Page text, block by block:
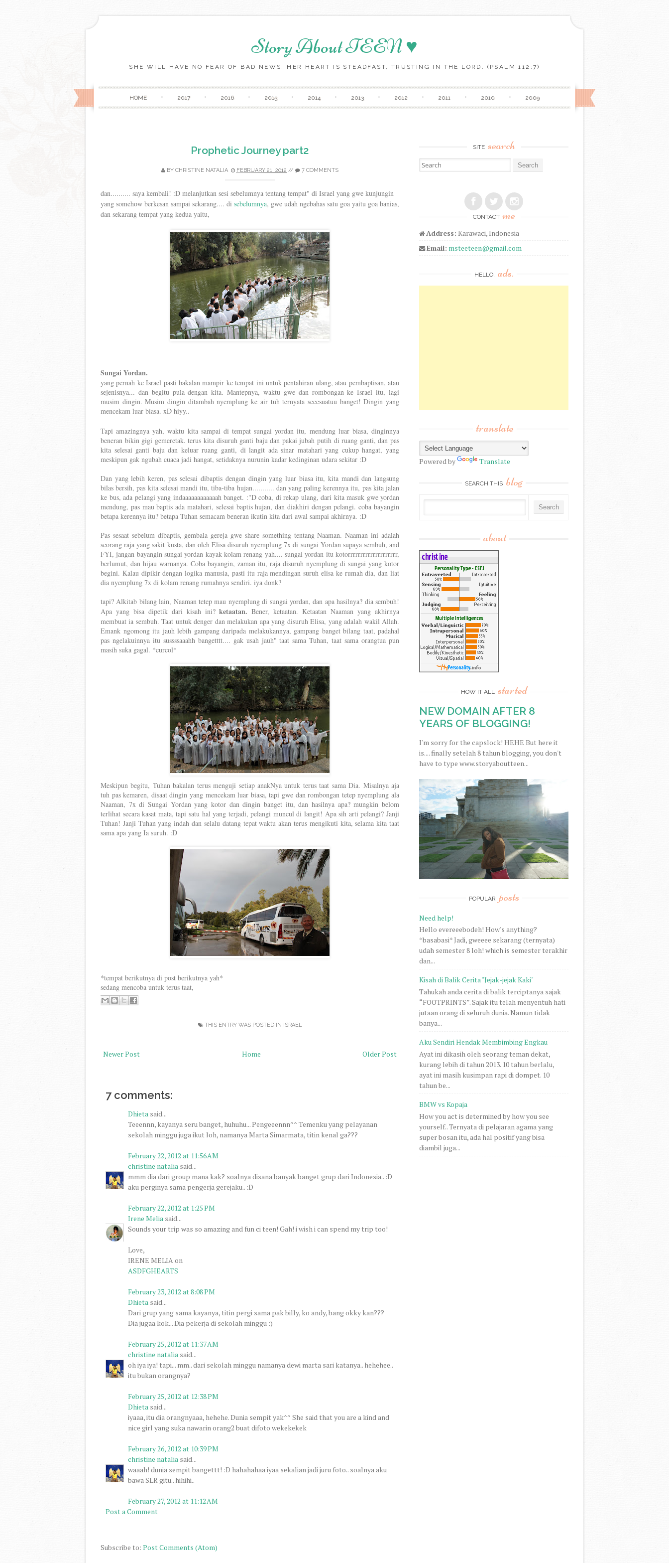
Story About TEEN ♥
SHE WILL HAVE NO FEAR OF BAD NEWS; HER HEART IS STEADFAST, TRUSTING IN THE LORD. (PSALM 112:7)
HOME 2017 2016 2015 2014 2013 2012 2011 2010 2009
Prophetic Journey part2
BY CHRISTINE NATALIA FEBRUARY 21, 2012 // 7 COMMENTS
dan.......... saya kembali! :D melanjutkan sesi sebelumnya tentang tempat" di Israel yang gwe kunjungin
yang somehow berkesan sampai sekarang.... di sebelumnya, gwe udah ngebahas satu goa yaitu goa banias,
dan sekarang tempat yang kedua yaitu,
Sungai Yordan.
yang pernah ke Israel pasti bakalan mampir ke tempat ini untuk pentahiran ulang, atau pembaptisan, atau
sejenisnya... dan begitu pula dengan kita.Mantepnya, waktu gwe dan rombongan ke Israel itu, lagi
musim dingin. Musim dingin ditambah nyemplung ke air tuh ternyata seeesuatuu banget! Dingin yang
mencekam luar biasa. xD hiyy..
Tapi amazingnya yah, waktu kita sampai di tempat sungai yordan itu, mendung luar biasa, dinginnya
beneran bikin gigi gemeretak. terus kita disuruh ganti baju dan pakai jubah putih di ruang ganti, dan pas
kita selesai ganti baju dan keluar ruang ganti, di langit ada sinar matahari yang cukup hangat, yang
meskipun gak ngubah cuaca jadi hangat, setidaknya nurunin kadar kedinginan udara sekitar :D
Dan yang lebih keren, pas selesai dibaptis dengan dingin yang luar biasa itu, kita mandi dan langsung
bilas bersih, pas kita selesai mandi itu, tiba-tiba hujan........... dan yang paling kerennya itu, pas kita jalan
ke bus, ada pelangi yang indaaaaaaaaaaaah banget. :"D coba, di rekap ulang, dari kita masuk gwe yordan
mendung, pas mau baptis ada matahari, selesai baptis hujan, dan diakhiri dengan pelangi. coba bayangin
betapa kerennya itu? betapa Tuhan semacam beneran ikutin kita dari awal sampai akhirnya. :D
Pas sesaat sebelum dibaptis, gembala gereja gwe share something tentang Naaman. Naaman ini adalah
seorang raja yang sakit kusta, dan oleh Elisa disuruh nyemplung 7x di sungai Yordan supaya sembuh, and
FYI, jangan bayangin sungai yordan kayak kolam renang yah.... sungai yordan itu kotorrrrrrrrrrrrrrrrrrrr,
berlumut, dan hijau warnanya. Coba bayangin, zaman itu, raja disuruh nyemplung di sungai yang kotor
begini. Kalau dipikir dengan logika manusia, pasti itu raja mendingan suruh elisa ke rumah dia, dan liat
dia nyemplung 7x di kolam renang rumahnya sendiri. iya donk?
tapi? Alkitab bilang lain, Naaman tetep mau nyemplung di sungai yordan, dan apa hasilnya? dia sembuh!
Apa yang bisa dipetik dari kisah ini?ketaatan. Bener, ketaatan. Ketaatan Naaman yang akhirnya
membuat ia sembuh. Taat untuk denger dan melakukan apa yang disuruh Elisa, yang adalah wakil Allah.
Emank ngomong itu jauh lebih gampang daripada melakukannya, gampang banget bilang taat, padahal
pas ngelakuinnya itu sussssaaahh bangetttt.... gak usah jauh" taat sama Tuhan, taat sama orangtua pun
masih suka gagal. *curcol*
Meskipun begitu, Tuhan bakalan terus menguji setiap anakNya untuk terus taat sama Dia. Misalnya aja
tuh pas kemaren, disaat dingin yang mencekam luar biasa, tapi gwe dan rombongan tetep nyemplung ala
Naaman, 7x di Sungai Yordan yang kotor dan dingin banget itu, dan hasilnya apa? mungkin belom
terlihat secara kasat mata, tapi satu hal yang terjadi, pelangi muncul di langit! Apa sih arti pelangi? Janji
Tuhan! Janji Tuhan yang indah dan selalu datang tepat waktu akan terus mengikuti kita, selama kita taat
sama apa yang Ia suruh. :D
*tempat berikutnya di post berikutnya yah*
sedang mencoba untuk terus taat,
THIS ENTRY WAS POSTED IN ISRAEL
Newer Post Older Post
Home
7 comments:
Dhieta said...
Teeennn, kayanya seru banget, huhuhu... Pengeeennn^^ Temenku yang pelayanan
sekolah minggu juga ikut loh, namanya Marta Simarmata, titin kenal ga???
February 22, 2012 at 11:56 AM
christine natalia said...
mmm dia dari group mana kak? soalnya disana banyak banget grup dari Indonesia.. :D
aku perginya sama pengerja gerejaku.. :D
February 22, 2012 at 1:25 PM
Irene Melia said...
Sounds your trip was so amazing and fun ci teen! Gah! i wish i can spend my trip too!
Love,
IRENE MELIA on
ASDFGHEARTS
February 23, 2012 at 8:08 PM
Dhieta said...
Dari grup yang sama kayanya, titin pergi sama pak billy, ko andy, bang okky kan???
Dia jugaa kok... Dia pekerja di sekolah minggu :)
February 25, 2012 at 11:37 AM
christine natalia said...
oh iya iya! tapi... mm.. dari sekolah minggu namanya dewi marta sari katanya.. hehehee..
itu bukan orangnya?
February 25, 2012 at 12:38 PM
Dhieta said...
iyaaa, itu dia orangnyaaa, hehehe. Dunia sempit yak^^ She said that you are a kind and
nice girl yang suka nawarin orang2 buat difoto wekekekek
February 26, 2012 at 10:39 PM
christine natalia said...
waaah! dunia sempit bangettt! :D hahahahaa iyaa sekalian jadi juru foto.. soalnya aku
bawa SLR gitu.. hihihi..
February 27, 2012 at 11:12 AM
Post a Comment
Subscribe to: Post Comments (Atom)
SITE search
Search for:
CONTACT me
Address: Karawaci, Indonesia
Email: msteeteen@gmail.com
HELLO, ads.
translate
Powered by Translate
SEARCH THIS blog
about
HOW IT ALL started
NEW DOMAIN AFTER 8
YEARS OF BLOGGING!
I'm sorry for the capslock! HEHE But here it
is.... finally setelah 8 tahun blogging, you don't
have to type www.storyaboutteen...
POPULAR posts
Need help!
Hello evereeebodeh! How's anything?
*basabasi* Jadi, gweeee sekarang (ternyata)
udah semester 8 loh! which is semester terakhir
dan...
Kisah di Balik Cerita "Jejak-jejak Kaki"
Tahukah anda cerita di balik terciptanya sajak
“FOOTPRINTS”. Sajak itu telah menyentuh hati
jutaan orang di seluruh dunia. Namun tidak
banya...
Aku Sendiri Hendak Membimbing Engkau
Ayat ini dikasih oleh seorang teman dekat,
kurang lebih di tahun 2013. 10 tahun berlalu,
ayat ini masih kusimpan rapi di dompet. 10
tahun be...
BMW vs Kopaja
How you act is determined by how you see
yourself.. Ternyata di pelajaran agama yang
super bosan itu, ada hal positif yang bisa
diambil juga...